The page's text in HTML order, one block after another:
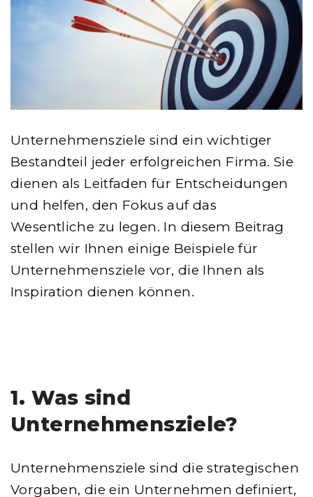
Unternehmensziele sind ein wichtiger
Bestandteil jeder erfolgreichen Firma. Sie
dienen als Leitfaden für Entscheidungen
und helfen, den Fokus auf das
Wesentliche zu legen. In diesem Beitrag
stellen wir Ihnen einige Beispiele für
Unternehmensziele vor, die Ihnen als
Inspiration dienen können.
1. Was sind
Unternehmensziele?
Unternehmensziele sind die strategischen
Vorgaben, die ein Unternehmen definiert,